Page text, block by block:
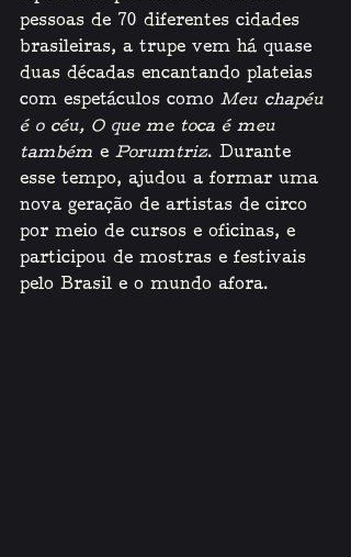
pessoas de 70 diferentes cidades
brasileiras, a trupe vem há quase
duas décadas encantando plateias
com espetáculos como Meu chapéu
é o céu, O que me toca é meu
também e Porumtriz. Durante
esse tempo, ajudou a formar uma
nova geração de artistas de circo
por meio de cursos e oficinas, e
participou de mostras e festivais
pelo Brasil e o mundo afora.